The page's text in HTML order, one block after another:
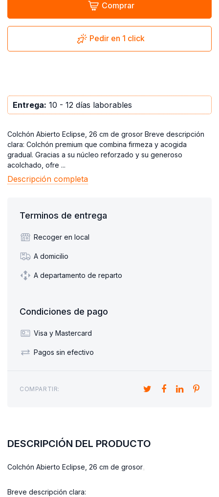
Comprar
Pedir en 1 click
Entrega: 10 - 12 días laborables
Colchón Abierto Eclipse, 26 cm de grosor Breve descripción
clara: Colchón premium que combina firmeza y acogida
gradual. Gracias a su núcleo reforzado y su generoso
acolchado, ofre ...
Descripción completa
Terminos de entrega
Recoger en local
A domicilio
A departamento de reparto
Condiciones de pago
Visa y Mastercard
Pagos sin efectivo
COMPARTIR:
DESCRIPCIÓN DEL PRODUCTO
Colchón Abierto Eclipse, 26 cm de grosor
Breve descripción clara: